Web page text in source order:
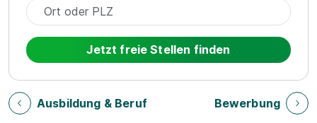
Jetzt freie Stellen finden
Ausbildung & Beruf Bewerbung